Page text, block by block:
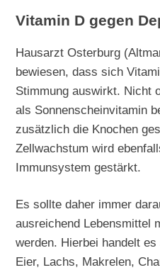
Vitamin D gegen
Hausarzt Osterburg
bewiesen, dass sich
Stimmung auswirkt. Nicht
als Sonnenscheinvitamin
zusätzlich die Knochen
Zellwachstum wird
Immunsystem gestärkt.
Es sollte daher immer
ausreichend Lebensmittel
werden. Hierbei handelt
Eier, Lachs, Makrelen,